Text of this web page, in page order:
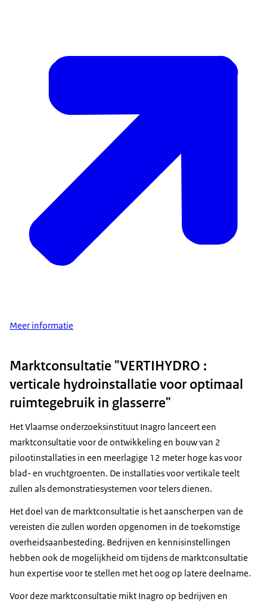
Meer informatie
Marktconsultatie "VERTIHYDRO :
verticale hydroinstallatie voor optimaal
ruimtegebruik in glasserre"
Het Vlaamse onderzoeksinstituut Inagro lanceert een
marktconsultatie voor de ontwikkeling en bouw van 2
pilootinstallaties in een meerlagige 12 meter hoge kas voor
blad- en vruchtgroenten. De installaties voor vertikale teelt
zullen als demonstratiesystemen voor telers dienen.
Het doel van de marktconsultatie is het aanscherpen van de
vereisten die zullen worden opgenomen in de toekomstige
overheidsaanbesteding. Bedrijven en kennisinstellingen
hebben ook de mogelijkheid om tijdens de marktconsultatie
hun expertise voor te stellen met het oog op latere deelname.
Voor deze marktconsultatie mikt Inagro op bedrijven en